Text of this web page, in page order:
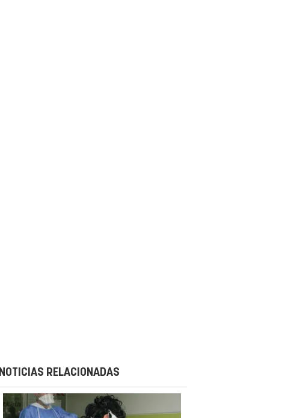
NOTICIAS RELACIONADAS